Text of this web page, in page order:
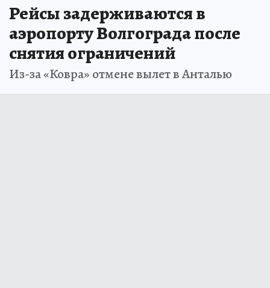
Рейсы задерживаются в
аэропорту Волгограда после
снятия ограничений
Из-за «Ковра» отмене вылет в Анталью